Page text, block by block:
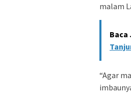
malam
Baca
“Agar